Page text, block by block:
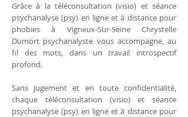
Grâce à la téléconsultation (visio) et séance
psychanalyse (psy) en ligne et à distance pour
phobies à Vigneux-Sur-Seine Chrystelle
Dumort psychanalyste vous accompagne, au
fil des mots, dans un travail introspectif
profond.
Sans jugement et en toute confidentialité,
chaque téléconsultation (visio) et séance
psychanalyse (psy) en ligne et à distance pour